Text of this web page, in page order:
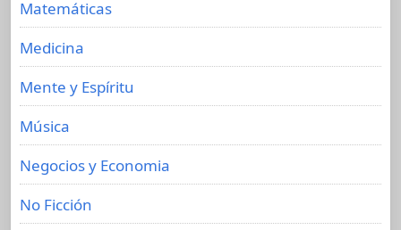
Matemáticas
Medicina
Mente y Espíritu
Música
Negocios y Economia
No Ficción